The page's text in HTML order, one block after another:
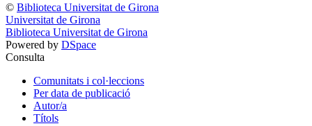
© Biblioteca Universitat de Girona
Universitat de Girona
Biblioteca Universitat de Girona
Powered by DSpace
Consulta
Comunitats i col·leccions
Per data de publicació
Autor/a
Títols